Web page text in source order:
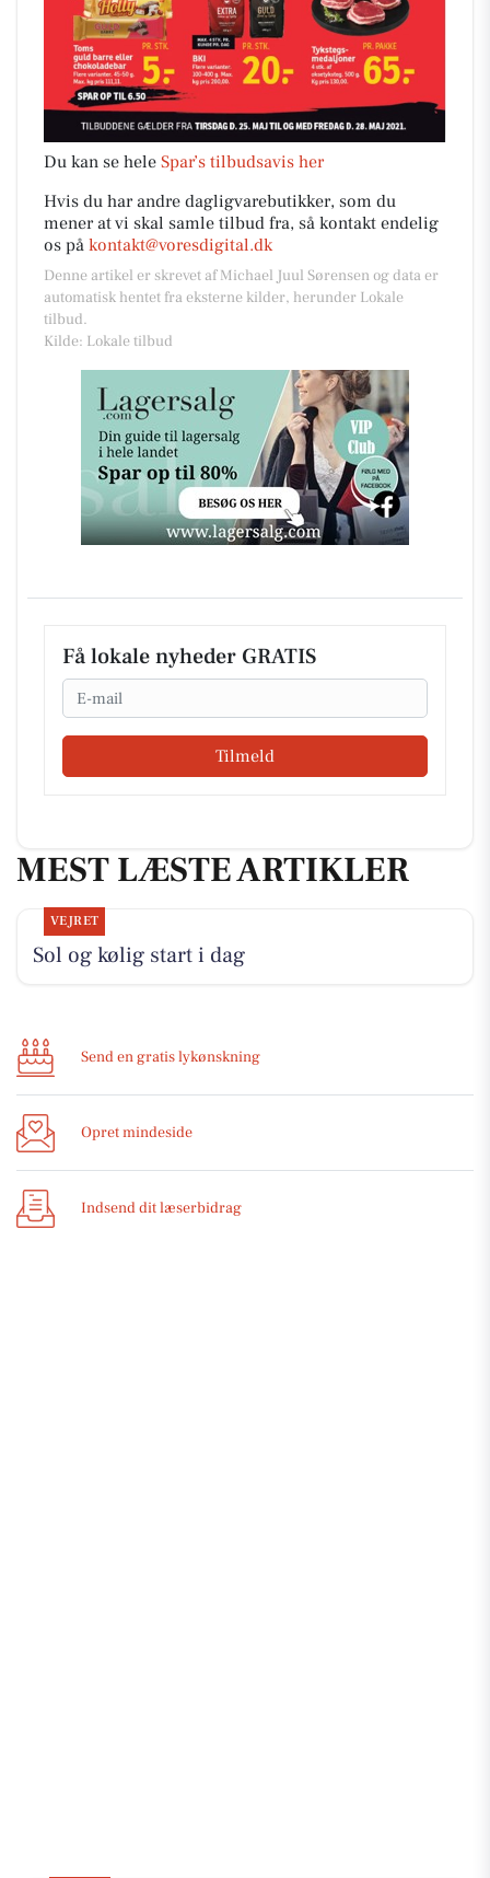
Du kan se hele Spar’s tilbudsavis her
Hvis du har andre dagligvarebutikker, som du
mener at vi skal samle tilbud fra, så kontakt endelig
os på kontakt@voresdigital.dk
Denne artikel er skrevet af Michael Juul Sørensen og data er
automatisk hentet fra eksterne kilder, herunder Lokale
tilbud.
Kilde: Lokale tilbud
Få lokale nyheder GRATIS
Email
Tilmeld
MEST LÆSTE ARTIKLER
VEJRET
Sol og kølig start i dag
Send en gratis lykønskning
Opret mindeside
Indsend dit læserbidrag